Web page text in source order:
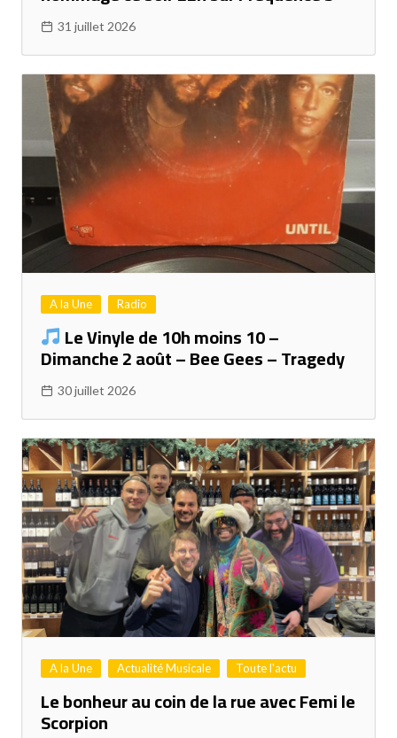
31 juillet 2026
A la Une Radio
Le Vinyle de 10h moins 10 –
Dimanche 2 août – Bee Gees – Tragedy
30 juillet 2026
A la Une Actualité Musicale Toute l'actu
Le bonheur au coin de la rue avec Femi le
Scorpion